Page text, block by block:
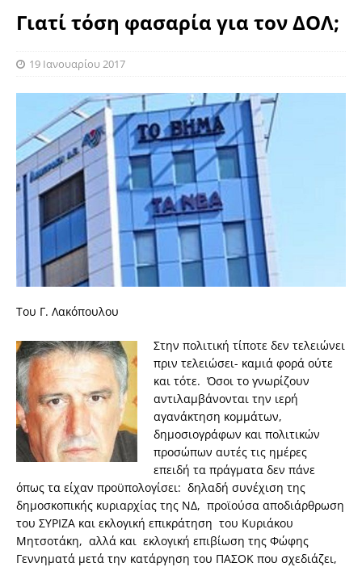
Γιατί τόση φασαρία για τον ΔΟΛ;
19 Ιανουαρίου 2017
Του Γ. Λακόπουλου
Στην πολιτική τίποτε δεν τελειώνει
πριν τελειώσει- καμιά φορά ούτε
και τότε. Όσοι το γνωρίζουν
αντιλαμβάνονται την ιερή
αγανάκτηση κομμάτων,
δημοσιογράφων και πολιτικών
προσώπων αυτές τις ημέρες
επειδή τα πράγματα δεν πάνε
όπως τα είχαν προϋπολογίσει: δηλαδή συνέχιση της
δημοσκοπικής κυριαρχίας της ΝΔ, προϊούσα αποδιάρθρωση
του ΣΥΡΙΖΑ και εκλογική επικράτηση του Κυριάκου
Μητσοτάκη, αλλά και εκλογική επιβίωση της Φώφης
Γεννηματά μετά την κατάργηση του ΠΑΣΟΚ που σχεδιάζει,